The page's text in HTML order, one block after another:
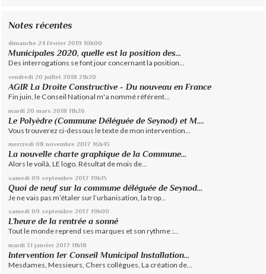
Notes récentes
dimanche 24 février 2019 10h00
Municipales 2020, quelle est la position des...
Des interrogations se font jour concernant la position...
vendredi 20 juillet 2018 21h20
AGIR La Droite Constructive - Du nouveau en France
Fin juin, le Conseil National m'a nommé référent...
mardi 20 mars 2018 11h26
Le Polyèdre (Commune Déléguée de Seynod) et M....
Vous trouverez ci-dessous le texte de mon intervention...
mercredi 08 novembre 2017 16h43
La nouvelle charte graphique de la Commune...
Alors le voilà, LE logo. Résultat de mois de...
samedi 09 septembre 2017 19h15
Quoi de neuf sur la commune déléguée de Seynod…
Je ne vais pas m’étaler sur l’urbanisation, la trop...
samedi 09 septembre 2017 19h00
L’heure de la rentrée a sonné
Tout le monde reprend ses marques et son rythme :...
mardi 31 janvier 2017 11h18
Intervention 1er Conseil Municipal Installation...
Mesdames, Messieurs, Chers collègues, La création de...